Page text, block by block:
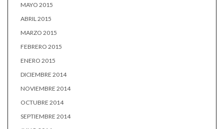
MAYO 2015
ABRIL 2015
MARZO 2015
FEBRERO 2015
ENERO 2015
DICIEMBRE 2014
NOVIEMBRE 2014
OCTUBRE 2014
SEPTIEMBRE 2014